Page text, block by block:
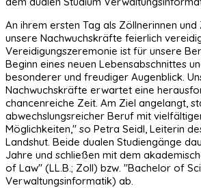
An ihrem ersten Tag als Zöllnerinnen
unsere Nachwuchskräfte feierlich
Vereidigungszeremonie ist für unsere
Beginn eines neuen Lebensabschnittes
besonderer und freudiger Augenblick.
Nachwuchskräfte erwartet eine
chancenreiche Zeit. Am Ziel angelangt,
abwechslungsreicher Beruf mit
Möglichkeiten," so Petra Seidl, Leiterin
Landshut. Beide dualen Studiengänge
Jahre und schließen mit dem
of Law" (LL.B.; Zoll) bzw. "Bachelor of
Verwaltungsinformatik) ab.